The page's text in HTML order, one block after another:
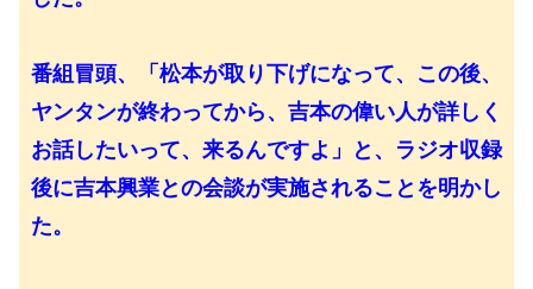
番組冒頭、「松本が取り下げになって、この後、
ヤンタンが終わってから、吉本の偉い人が詳しく
お話したいって、来るんですよ」と、ラジオ収録
後に吉本興業との会談が実施されることを明かし
た。